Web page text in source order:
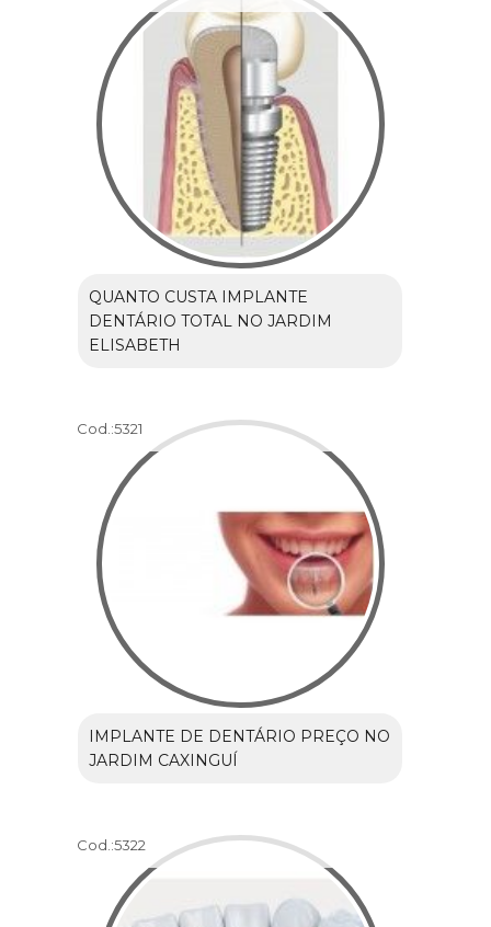
QUANTO CUSTA IMPLANTE
DENTÁRIO TOTAL NO JARDIM
ELISABETH
Cod.:5321
IMPLANTE DE DENTÁRIO PREÇO NO
JARDIM CAXINGUÍ
Cod.:5322